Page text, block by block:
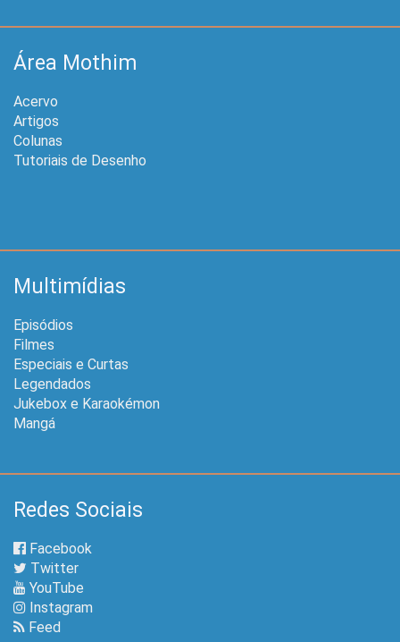
Área Mothim
Acervo
Artigos
Colunas
Tutoriais de Desenho
Multimídias
Episódios
Filmes
Especiais e Curtas
Legendados
Jukebox e Karaokémon
Mangá
Redes Sociais
Facebook
Twitter
YouTube
Instagram
Feed